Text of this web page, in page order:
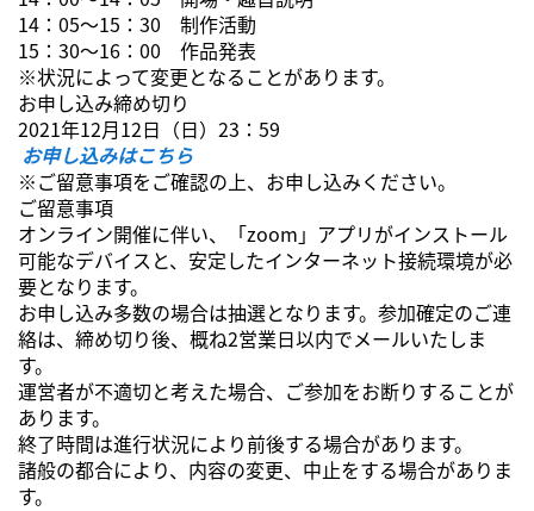
14：05～15：30 制作活動
15：30～16：00 作品発表
※状況によって変更となることがあります。
お申し込み締め切り
2021年12月12日（日）23：59
お申し込みはこちら
※ご留意事項をご確認の上、お申し込みください。
ご留意事項
オンライン開催に伴い、「zoom」アプリがインストール
可能なデバイスと、安定したインターネット接続環境が必
要となります。
お申し込み多数の場合は抽選となります。参加確定のご連
絡は、締め切り後、概ね2営業日以内でメールいたしま
す。
運営者が不適切と考えた場合、ご参加をお断りすることが
あります。
終了時間は進行状況により前後する場合があります。
諸般の都合により、内容の変更、中止をする場合がありま
す。